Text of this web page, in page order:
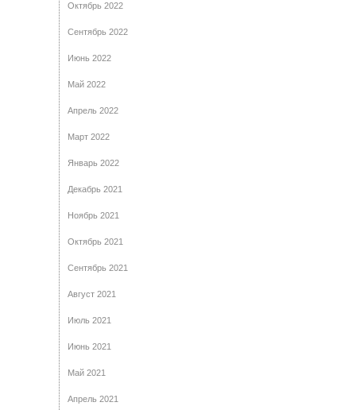
Октябрь 2022
Сентябрь 2022
Июнь 2022
Май 2022
Апрель 2022
Март 2022
Январь 2022
Декабрь 2021
Ноябрь 2021
Октябрь 2021
Сентябрь 2021
Август 2021
Июль 2021
Июнь 2021
Май 2021
Апрель 2021